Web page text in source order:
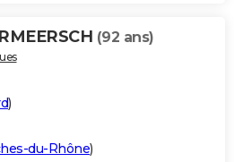
(92 ans)
)
du-Rhône)